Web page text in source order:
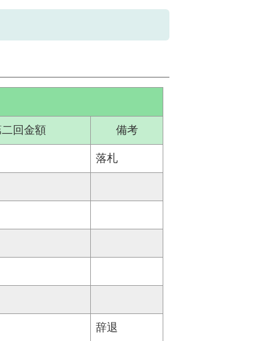
回金額 備考
落札
辞退